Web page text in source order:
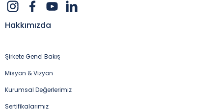
Hakkımızda
Şirkete Genel Bakış
Misyon & Vizyon
Kurumsal Değerlerimiz
Sertifikalarımız